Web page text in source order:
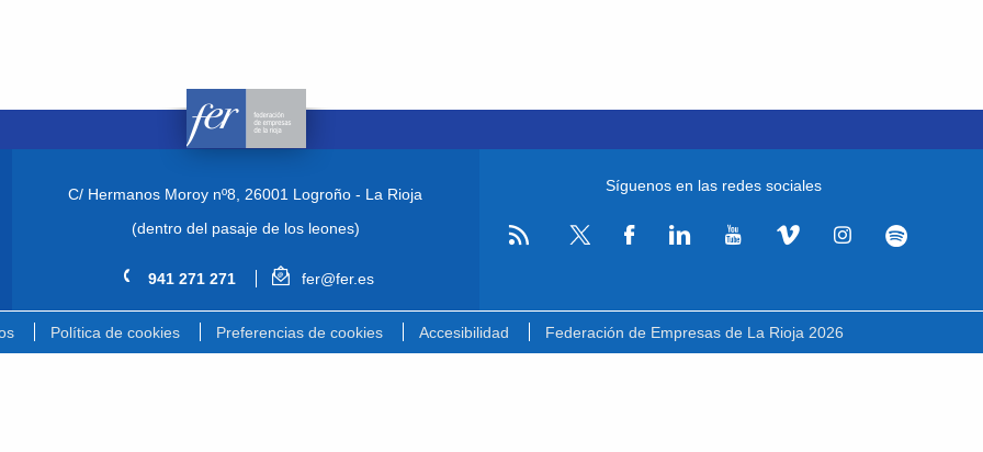
C/ Hermanos Moroy nº8, 26001 Logroño - La Rioja
(dentro del pasaje de los leones)
941 271 271 fer@fer.es
Síguenos en las redes sociales
Política de cookies Preferencias de cookies Accesibilidad Federación de Empresas de La Rioja 2026